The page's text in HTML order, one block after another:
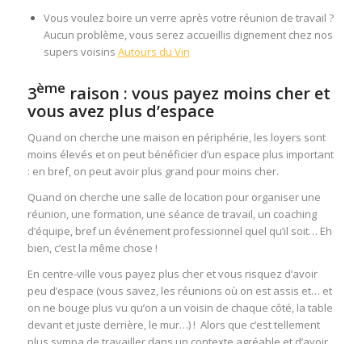
Vous voulez boire un verre après votre réunion de travail ?
Aucun problème, vous serez accueillis dignement chez nos
supers voisins Autours du Vin
3ème raison : vous payez moins cher et
vous avez plus d’espace
Quand on cherche une maison en périphérie, les loyers sont
moins élevés et on peut bénéficier d’un espace plus important
: en bref, on peut avoir plus grand pour moins cher.
Quand on cherche une salle de location pour organiser une
réunion, une formation, une séance de travail, un coaching
d’équipe, bref un événement professionnel quel qu’il soit… Eh
bien, c’est la même chose !
En centre-ville vous payez plus cher et vous risquez d’avoir
peu d’espace (vous savez, les réunions où on est assis et… et
on ne bouge plus vu qu’on a un voisin de chaque côté, la table
devant et juste derrière, le mur…) ! Alors que c’est tellement